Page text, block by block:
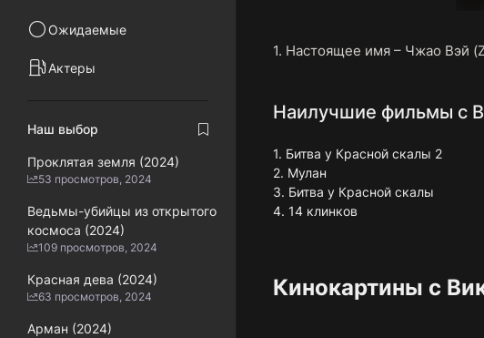
1. Настоящее имя – Чжао Вэй
Наилучшие фильмы с
1. Битва у Красной скалы 2
2. Мулан
3. Битва у Красной скалы
4. 14 клинков
Кинокартины с
Ожидаемые
Актеры
Наш выбор
Проклятая земля (2024)
53 просмотров, 2024
Ведьмы-убийцы из открытого
космоса (2024)
109 просмотров, 2024
Красная дева (2024)
63 просмотров, 2024
Арман (2024)